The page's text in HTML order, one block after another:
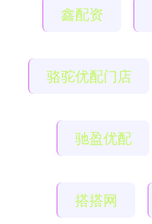
鑫配资
骆驼优配门店
驰盈优配
搭搭网